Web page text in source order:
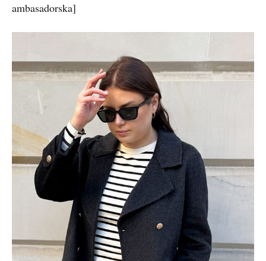
ambasadorska]